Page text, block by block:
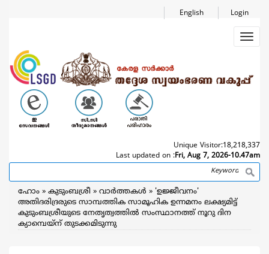
Login
English
Unique Visitor:18,218,337
Last updated on :Fri, Aug 7, 2026-10.47am
Search
Breadcrumb
ഹോം കുടുംബശ്രീ വാര്‍ത്തകള്‍
'ഉജ്ജീവനം'
അതിദരിദ്രരുടെ സാമ്പത്തിക സാമൂഹിക ഉന്നമനം ലക്ഷ്യമിട്ട്
കുടുംബശ്രീയുടെ നേതൃത്വത്തില്‍ സംസ്ഥാനത്ത് നൂറു ദിന
ക്യാമ്പെയ്ന് തുടക്കമിടുന്നു